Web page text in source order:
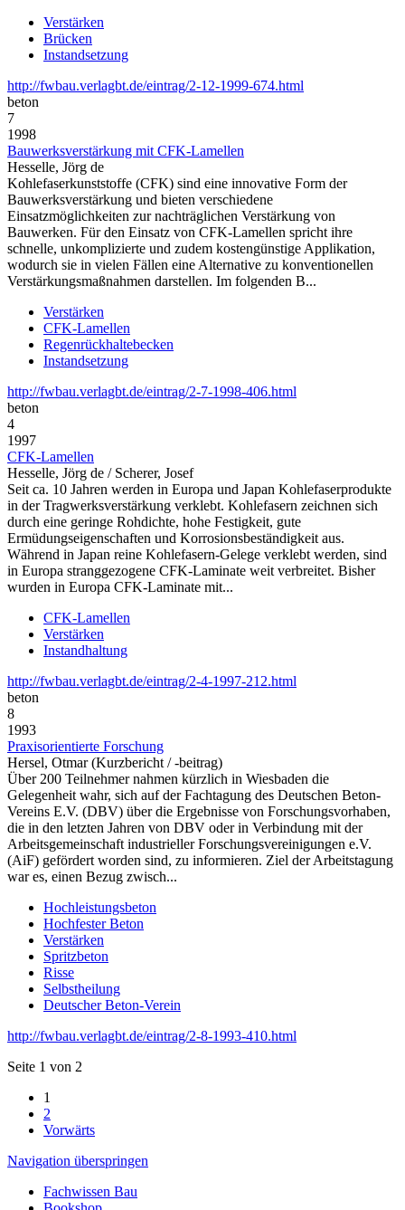
Verstärken
Brücken
Instandsetzung
http://fwbau.verlagbt.de/eintrag/2-12-1999-674.html
beton
7
1998
Bauwerksverstärkung mit CFK-Lamellen
Hesselle, Jörg de
Kohlefaserkunststoffe (CFK) sind eine innovative Form der
Bauwerksverstärkung und bieten verschiedene
Einsatzmöglichkeiten zur nachträglichen Verstärkung von
Bauwerken. Für den Einsatz von CFK-Lamellen spricht ihre
schnelle, unkomplizierte und zudem kostengünstige Applikation,
wodurch sie in vielen Fällen eine Alternative zu konventionellen
Verstärkungsmaßnahmen darstellen. Im folgenden B...
Verstärken
CFK-Lamellen
Regenrückhaltebecken
Instandsetzung
http://fwbau.verlagbt.de/eintrag/2-7-1998-406.html
beton
4
1997
CFK-Lamellen
Hesselle, Jörg de / Scherer, Josef
Seit ca. 10 Jahren werden in Europa und Japan Kohlefaserprodukte
in der Tragwerksverstärkung verklebt. Kohlefasern zeichnen sich
durch eine geringe Rohdichte, hohe Festigkeit, gute
Ermüdungseigenschaften und Korrosionsbeständigkeit aus.
Während in Japan reine Kohlefasern-Gelege verklebt werden, sind
in Europa stranggezogene CFK-Laminate weit verbreitet. Bisher
wurden in Europa CFK-Laminate mit...
CFK-Lamellen
Verstärken
Instandhaltung
http://fwbau.verlagbt.de/eintrag/2-4-1997-212.html
beton
8
1993
Praxisorientierte Forschung
Hersel, Otmar (Kurzbericht / -beitrag)
Über 200 Teilnehmer nahmen kürzlich in Wiesbaden die
Gelegenheit wahr, sich auf der Fachtagung des Deutschen Beton-
Vereins E.V. (DBV) über die Ergebnisse von Forschungsvorhaben,
die in den letzten Jahren von DBV oder in Verbindung mit der
Arbeitsgemeinschaft industrieller Forschungsvereinigungen e.V.
(AiF) gefördert worden sind, zu informieren. Ziel der Arbeitstagung
war es, einen Bezug zwisch...
Hochleistungsbeton
Hochfester Beton
Verstärken
Spritzbeton
Risse
Selbstheilung
Deutscher Beton-Verein
http://fwbau.verlagbt.de/eintrag/2-8-1993-410.html
Seite 1 von 2
1
2
Vorwärts
Navigation überspringen
Fachwissen Bau